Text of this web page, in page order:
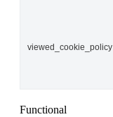
viewed_cookie_policy
Functional